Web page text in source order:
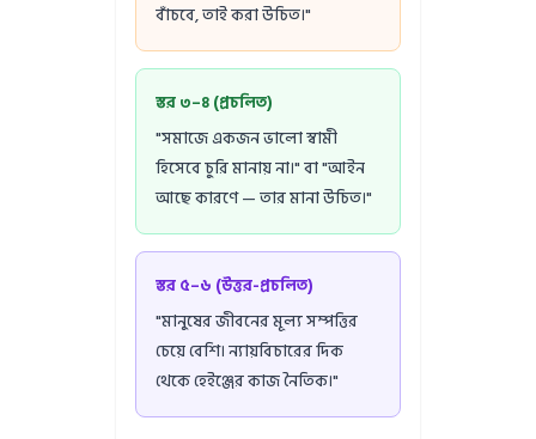
বাঁচবে, তাই করা উচিত।"
স্তর ৩–৪ (প্রচলিত)
"সমাজে একজন ভালো স্বামী
হিসেবে চুরি মানায় না।" বা "আইন
আছে কারণে — তার মানা উচিত।"
স্তর ৫–৬ (উত্তর-প্রচলিত)
"মানুষের জীবনের মূল্য সম্পত্তির
চেয়ে বেশি। ন্যায়বিচারের দিক
থেকে হেইঞ্জের কাজ নৈতিক।"